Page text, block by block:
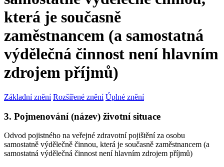
která je současně
zaměstnancem (a samostatná
výdělečná činnost není hlavním
zdrojem příjmů)
Základní znění Rozšířené znění Úplné znění
3. Pojmenování (název) životní situace
Odvod pojistného na veřejné zdravotní pojištění za osobu
samostatně výdělečně činnou, která je současně zaměstnancem (a
samostatná výdělečná činnost není hlavním zdrojem příjmů)